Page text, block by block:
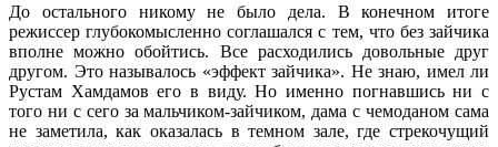
До остального никому не было дела. В конечном итоге
режиссер глубокомысленно соглашался с тем, что без зайчика
вполне можно обойтись. Все расходились довольные друг
другом. Это называлось «эффект зайчика». Не знаю, имел ли
Рустам Хамдамов его в виду. Но именно погнавшись ни с
того ни с сего за мальчиком-зайчиком, дама с чемоданом сама
не заметила, как оказалась в темном зале, где стрекочущий